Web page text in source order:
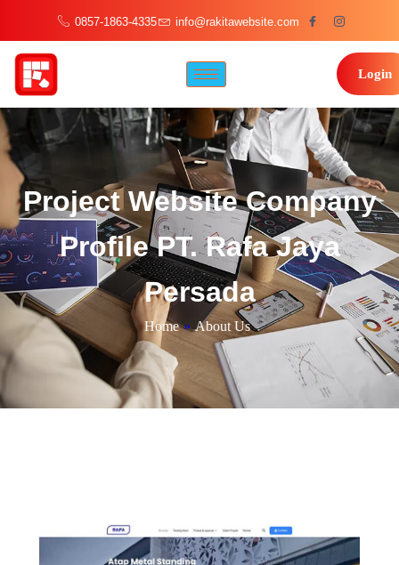
0857-1863-4335 info@rakitawebsite.com
Login
Project Website Company
Profile PT. Rafa Jaya
Persada
Home » About Us